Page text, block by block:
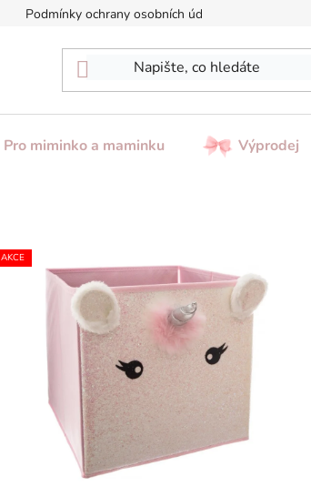
Podmínky ochrany osobních údajů
Pro miminko a maminku Výprodej
AKCE